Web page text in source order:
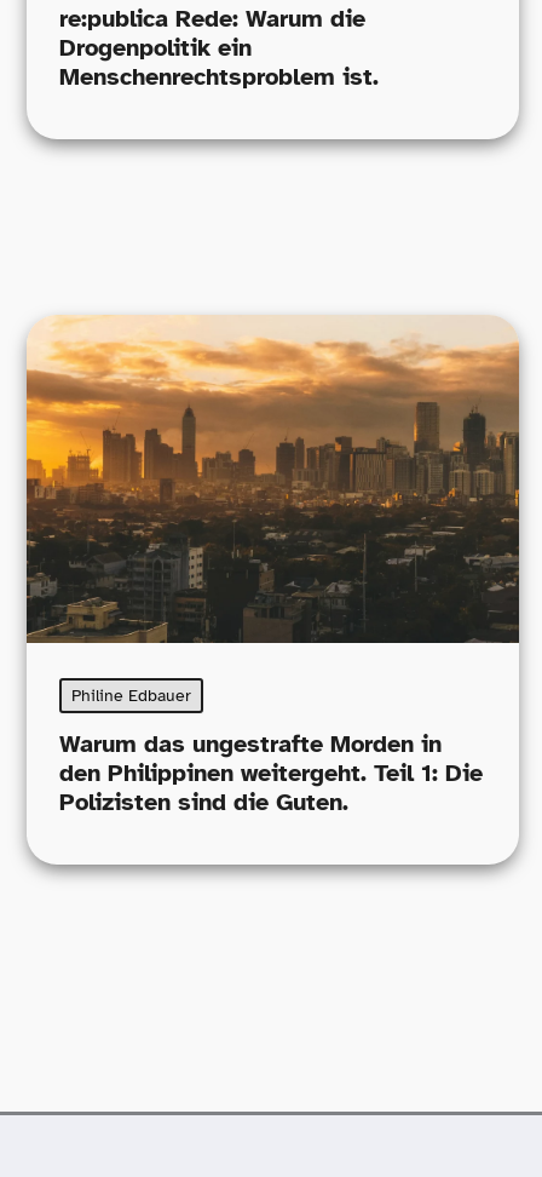
re:publica Rede: Warum die
Drogenpolitik ein
Menschenrechtsproblem ist.
Philine Edbauer
Warum das ungestrafte Morden in
den Philippinen weitergeht. Teil 1: Die
Polizisten sind die Guten.